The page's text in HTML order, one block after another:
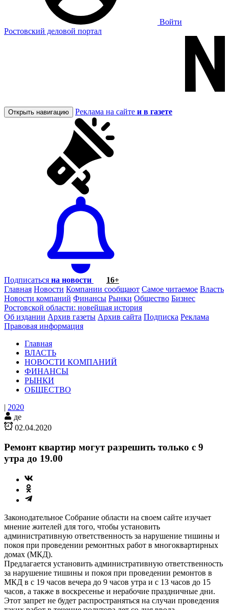
Войти
Ростовский деловой портал
Открыть навигацию Реклама на сайте и в газете
Подписаться на новости
16+
Главная Новости Компании сообщают Самое читаемое Власть
Новости компаний Финансы Рынки Общество Бизнес
Ростовской области: новейшая история
Об издании Архив газеты Архив сайта Подписка Реклама
Правовая информация
Главная
ВЛАСТЬ
НОВОСТИ КОМПАНИЙ
ФИНАНСЫ
РЫНКИ
ОБЩЕСТВО
| 2020
де
02.04.2020
Ремонт квартир могут разрешить только с 9
утра до 19.00
Законодательное Собрание области на своем сайте изучает
мнение жителей для того, чтобы установить
административную ответственность за нарушение тишины и
покоя при проведении ремонтных работ в многоквартирных
домах (МКД).
Предлагается установить административную ответственность
за нарушение тишины и покоя при проведении ремонтов в
МКД в с 19 часов вечера до 9 часов утра и с 13 часов до 15
часов, а также в воскресенье и нерабочие праздничные дни.
Этот запрет не будет распространяться на случаи проведения